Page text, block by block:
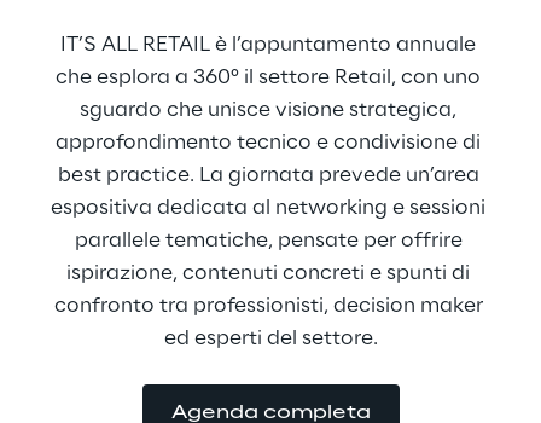
IT’S ALL RETAIL è l’appuntamento annuale
che esplora a 360° il settore Retail, con uno
sguardo che unisce visione strategica,
approfondimento tecnico e condivisione di
best practice. La giornata prevede un’area
espositiva dedicata al networking e sessioni
parallele tematiche, pensate per offrire
ispirazione, contenuti concreti e spunti di
confronto tra professionisti, decision maker
ed esperti del settore.
Agenda completa